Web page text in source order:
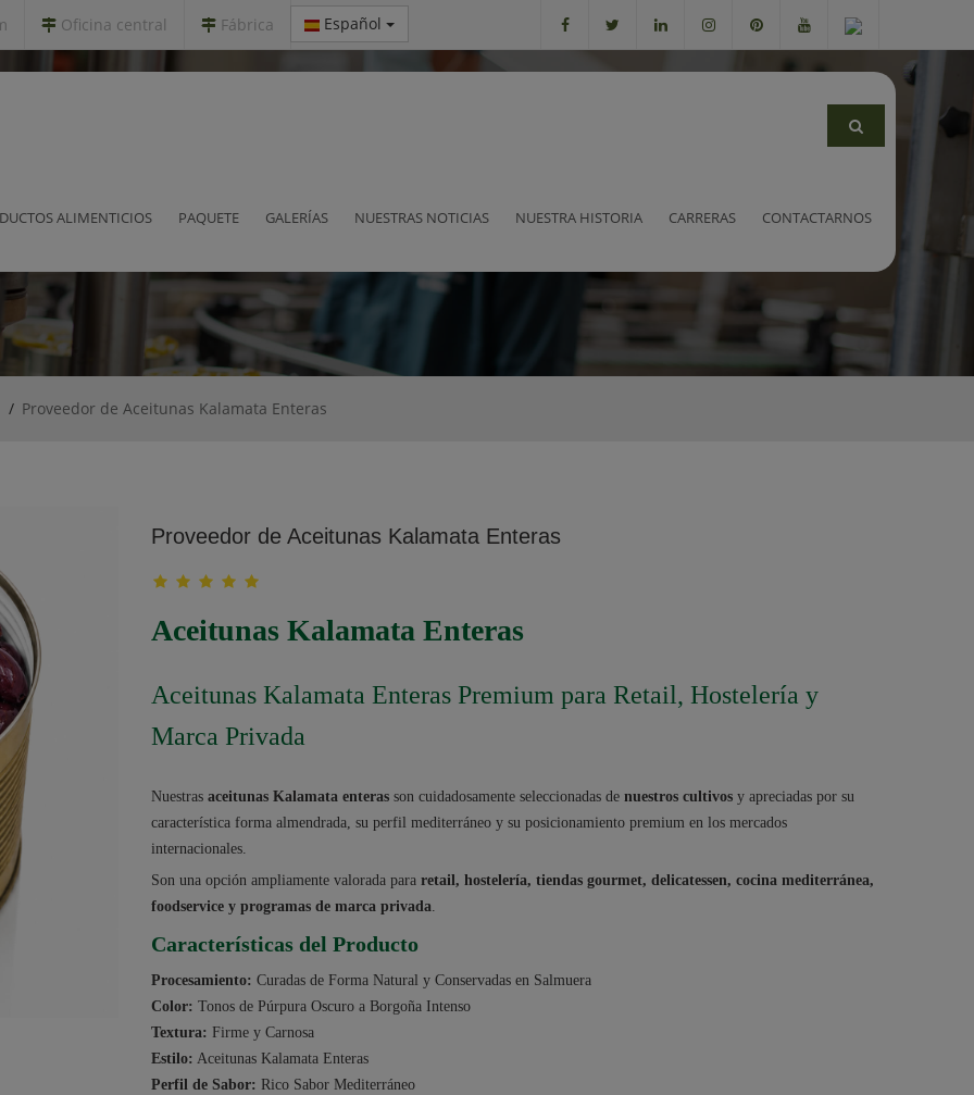
Oficina central Fábrica Español
ALIMENTICIOS PAQUETE GALERÍAS NUESTRAS NOTICIAS NUESTRA HISTORIA CARRERAS CONTACTARNOS
Enteras
Proveedor de Aceitunas Kalamata Enteras
Proveedor de Aceitunas Kalamata Enteras
Aceitunas Kalamata Enteras
Aceitunas Kalamata Enteras Premium para Retail, Hostelería y
Marca Privada
Nuestras aceitunas Kalamata enteras son cuidadosamente seleccionadas de nuestros cultivos y apreciadas por su
característica forma almendrada, su perfil mediterráneo y su posicionamiento premium en los mercados
internacionales.
Son una opción ampliamente valorada para retail, hostelería, tiendas gourmet, delicatessen, cocina mediterránea,
foodservice y programas de marca privada.
Características del Producto
Procesamiento: Curadas de Forma Natural y Conservadas en Salmuera
Color: Tonos de Púrpura Oscuro a Borgoña Intenso
Textura: Firme y Carnosa
Estilo: Aceitunas Kalamata Enteras
Perfil de Sabor: Rico Sabor Mediterráneo